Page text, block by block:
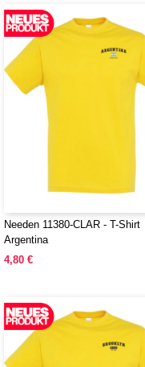
Needen 11380-CLAR - T-Shirt
Argentina
4,80 €